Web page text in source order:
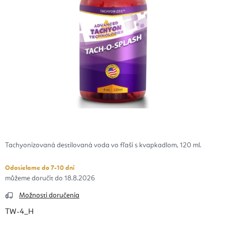
Tachyonizovaná destilovaná voda vo fľaši s kvapkadlom, 120 ml.
Odosielame do 7-10 dní
18.8.2026
Možnosti doručenia
TW-4_H